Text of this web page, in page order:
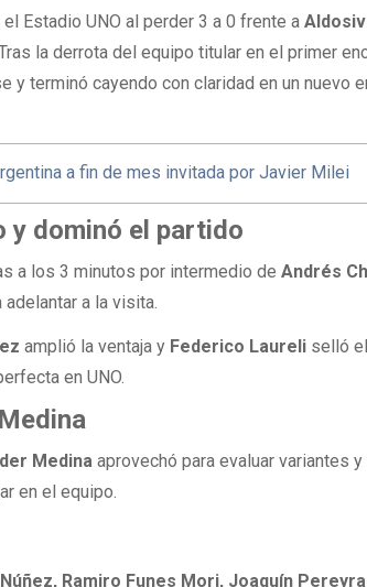
Estadio UNO al perder 3 a 0 frente a
la derrota del equipo titular en el primer
y terminó cayendo con claridad en un nuevo
a fin de mes invitada por Javier Milei
y dominó el partido
a los 3 minutos por intermedio deAndrés
a la visita.
amplió la ventaja y Federico Laureli selló
en UNO.
Medina aprovechó para evaluar variantes
en el equipo.
Ramiro Funes Mori, Joaquín